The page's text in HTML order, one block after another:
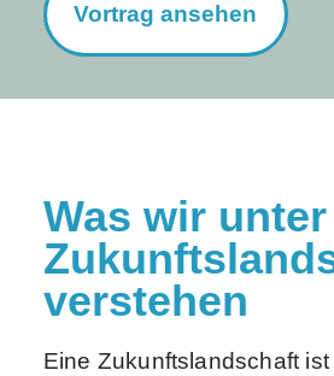
Vortrag ansehen
Was wir
verstehen
Eine Zukunftslandschaft ist